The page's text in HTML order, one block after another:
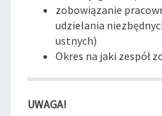
zobowiązanie
udzielania
ustnych)
Okres na jaki zespół
UWAGA!